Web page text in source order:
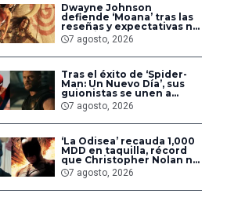
Dwayne Johnson
defiende ‘Moana’ tras las
reseñas y expectativas no
cumplidas: ‘Así son las
cosas’
7 agosto, 2026
Tras el éxito de ‘Spider-
Man: Un Nuevo Día’, sus
guionistas se unen a
‘Avengers: Doomsday’ y
‘Secret Wars’
7 agosto, 2026
‘La Odisea’ recauda 1,000
MDD en taquilla, récord
que Christopher Nolan no
alcanzaba desde hace 14
años
7 agosto, 2026